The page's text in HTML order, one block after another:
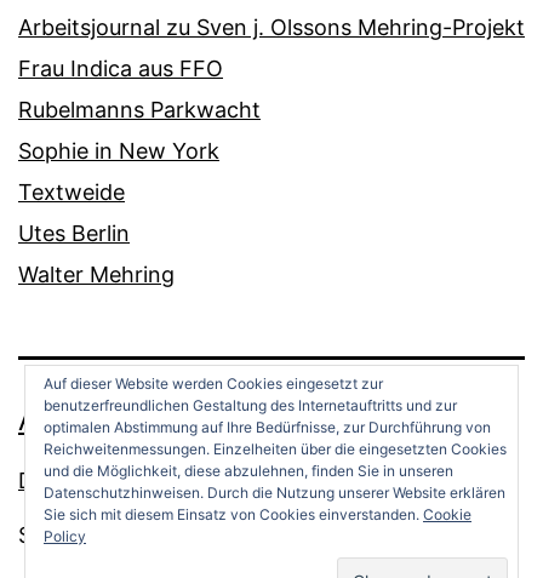
Arbeitsjournal zu Sven j. Olssons Mehring-Projekt
Frau Indica aus FFO
Rubelmanns Parkwacht
Sophie in New York
Textweide
Utes Berlin
Walter Mehring
ANDREAS OPPERMANN
Datenschutz
Stolz präsentiert von
Auf dieser Website werden Cookies eingesetzt zur
benutzerfreundlichen Gestaltung des Internetauftritts und zur
optimalen Abstimmung auf Ihre Bedürfnisse, zur Durchführung von
Reichweitenmessungen. Einzelheiten über die eingesetzten Cookies
und die Möglichkeit, diese abzulehnen, finden Sie in unseren
Datenschutzhinweisen. Durch die Nutzung unserer Website erklären
Sie sich mit diesem Einsatz von Cookies einverstanden. Cookie
Policy